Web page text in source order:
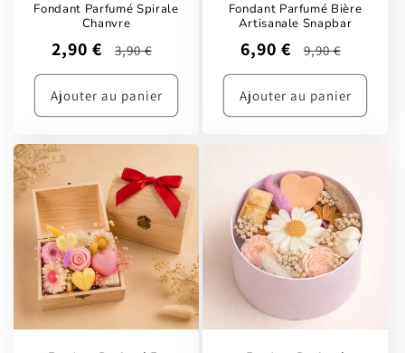
Fondant Parfumé Spirale
Chanvre
Prix
2,90 €
Prix
3,90 €
Ajouter au panier
Fondant Parfumé Bière
Artisanale Snapbar
Prix
6,90 €
Prix
9,90 €
Ajouter au panier